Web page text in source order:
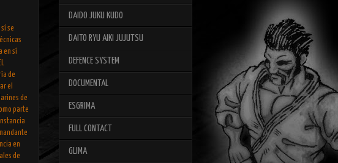
se
en sí
de
el
de
parte
en
de
DAIDO JUKU KUDO
DAITO RYU AIKI JUJUTSU
DEFENCE SYSTEM
DOCUMENTAL
ESGRIMA
FULL CONTACT
GLIMA